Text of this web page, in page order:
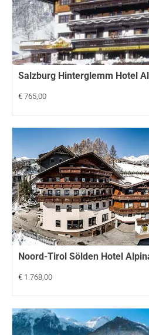
Salzburg Hinterglemm Hotel
€ 765,00
Noord-Tirol Sölden Hotel
€ 1.768,00